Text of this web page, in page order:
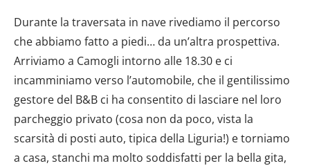
Durante la traversata in nave rivediamo il percorso
che abbiamo fatto a piedi… da un’altra prospettiva.
Arriviamo a Camogli intorno alle 18.30 e ci
incamminiamo verso l’automobile, che il gentilissimo
gestore del B&B ci ha consentito di lasciare nel loro
parcheggio privato (cosa non da poco, vista la
scarsità di posti auto, tipica della Liguria!) e torniamo
a casa, stanchi ma molto soddisfatti per la bella gita,